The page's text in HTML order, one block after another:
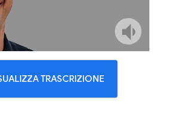
TRASCRIZIONE